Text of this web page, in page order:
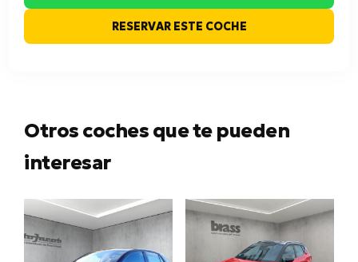
RESERVAR ESTE COCHE
Otros coches que te pueden
interesar